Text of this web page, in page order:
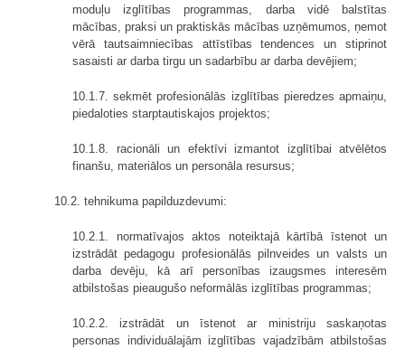
moduļu izglītības programmas, darba vidē balstītas
mācības, praksi un praktiskās mācības uzņēmumos, ņemot
vērā tautsaimniecības attīstības tendences un stiprinot
sasaisti ar darba tirgu un sadarbību ar darba devējiem;
10.1.7. sekmēt profesionālās izglītības pieredzes apmaiņu,
piedaloties starptautiskajos projektos;
10.1.8. racionāli un efektīvi izmantot izglītībai atvēlētos
finanšu, materiālos un personāla resursus;
10.2. tehnikuma papilduzdevumi:
10.2.1. normatīvajos aktos noteiktajā kārtībā īstenot un
izstrādāt pedagogu profesionālās pilnveides un valsts un
darba devēju, kā arī personības izaugsmes interesēm
atbilstošas pieaugušo neformālās izglītības programmas;
10.2.2. izstrādāt un īstenot ar ministriju saskaņotas
personas individuālajām izglītības vajadzībām atbilstošas